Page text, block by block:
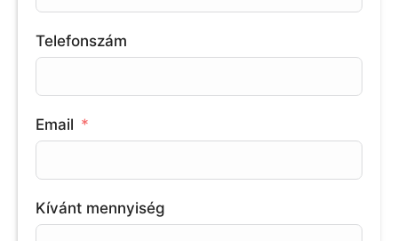
Telefonszám
Email
Kívánt mennyiség